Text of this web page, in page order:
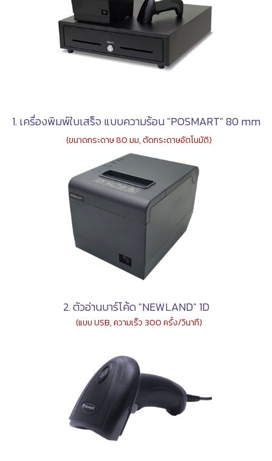
1.เครื่องพิมพ์ใบเสร็จ แบบความร้อน "POSMART" 80 mm
(ขนาดกระดาษ 80 มม, ตัดกระดาษอัตโนมัติ)
2.ตัวอ่านบาร์โค้ด "NEWLAND" 1D
(แบบ USB, ความเร็ว 300 ครั้ง/วินาที)